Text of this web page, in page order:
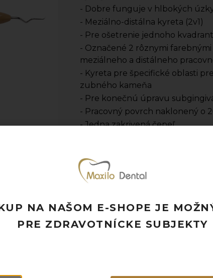
- Dobre funguje v hlbokých
- Meziálno-distálna kyreta (2v1)
- Pre ošetrenie jednoho
- Označené 2 rôznymi
meziálneho a distálneho
- Kyreta pre špecifické oblasti
zubného kameňa
- Pre konečnú úpravu
- Pracovný povrch naklonený o
- Jedna zakrivená čepeľ
- Jednotka množstva: ks
Pridať k obľúbeným
Doprava ZADARMO pri objednávke
Potrebujete poradiť? Neváhajte nás
NA NAŠOM E-SHOPE JE
PRE ZDRAVOTNÍCKE SUBJEKTY